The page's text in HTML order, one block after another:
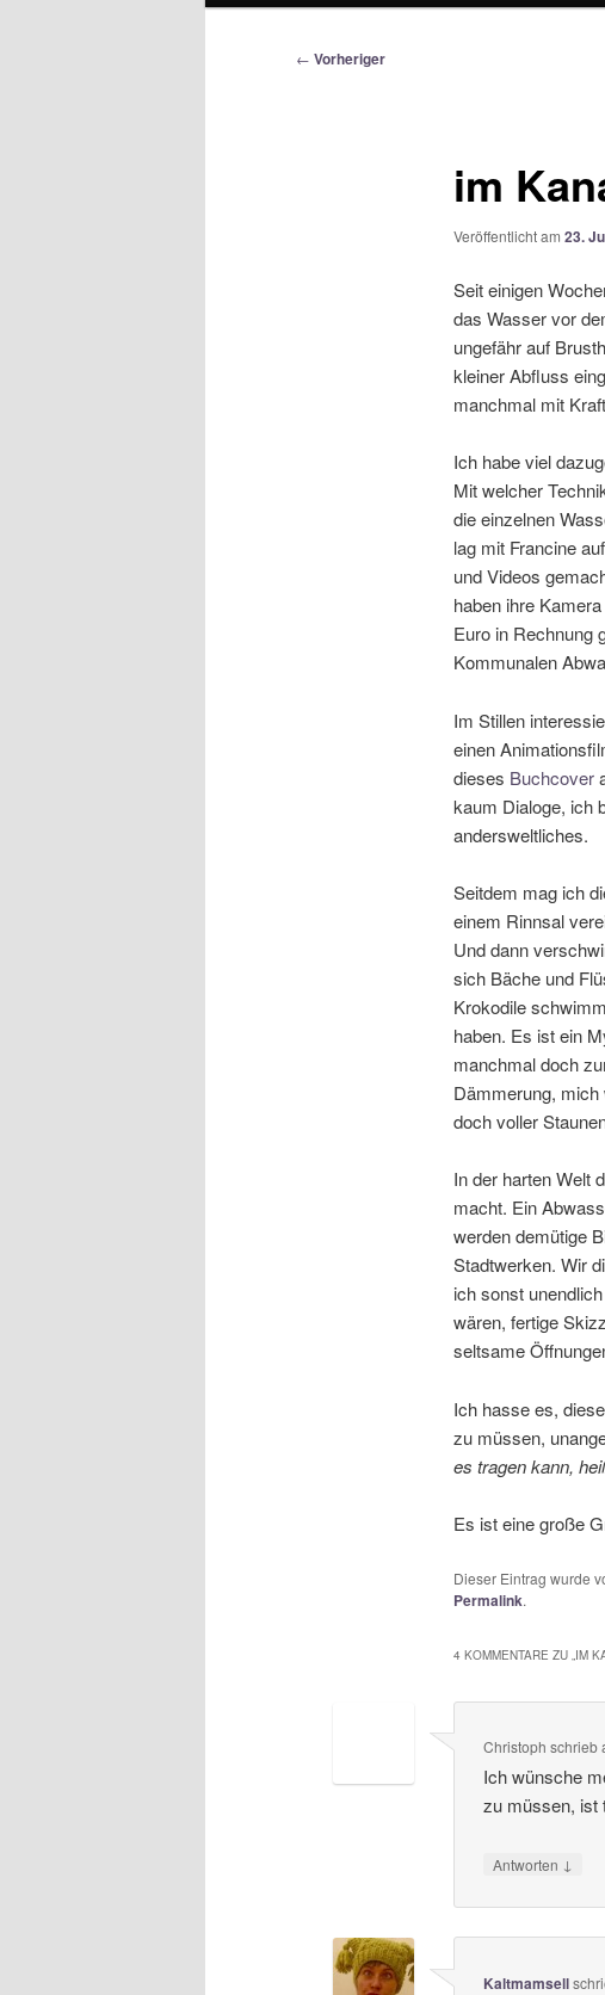
Beitragsnavigation
← Vorheriger
im
Veröffentlicht am 23.
Seit einigen
das Wasser vor
ungefähr auf
kleiner Abfluss
manchmal mit
Ich habe viel
Mit welcher
die einzelnen
lag mit Francine
und Videos
haben ihre
Euro in Rechnung
Kommunalen
Im Stillen
einen
dieses Buchcover
kaum Dialoge, ich
andersweltliches.
Seitdem mag ich
einem Rinnsal
Und dann
sich Bäche und
Krokodile
haben. Es ist ein
manchmal doch
Dämmerung, mich
doch voller
In der harten Welt
macht. Ein
werden demütige
Stadtwerken. Wir
ich sonst
wären, fertige
seltsame
Ich hasse es,
zu müssen,
es tragen kann,
Es ist eine große
Dieser Eintrag wurde
Permalink.
4 KOMMENTARE ZU „IM
Christoph schrieb
Ich wünsche
zu müssen, ist
Antworten ↓
Kaltmamsell